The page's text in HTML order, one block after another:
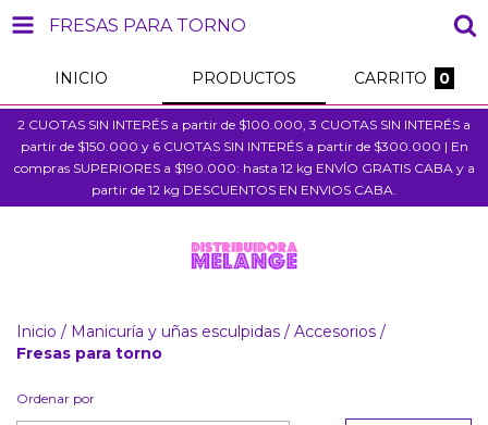
FRESAS PARA TORNO
INICIO PRODUCTOS CARRITO 0
2 CUOTAS SIN INTERÉS a partir de $100.000, 3 CUOTAS SIN INTERÉS a
partir de $150.000 y 6 CUOTAS SIN INTERÉS a partir de $300.000 | En
compras SUPERIORES a $190.000: hasta 12 kg ENVÍO GRATIS CABA y a
partir de 12 kg DESCUENTOS EN ENVIOS CABA.
Inicio / Manicuría y uñas esculpidas / Accesorios /
Fresas para torno
Ordenar por